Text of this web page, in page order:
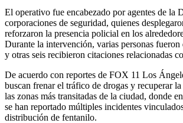
El operativo fue encabezado por agentes de la
corporaciones de seguridad, quienes
reforzaron la presencia policial en los
Durante la intervención, varias personas fueron
y otras seis recibieron citaciones relacionadas
De acuerdo con reportes de FOX 11 Los
buscan frenar el tráfico de drogas y recuperar
las zonas más transitadas de la ciudad, donde
se han reportado múltiples incidentes
distribución de fentanilo.